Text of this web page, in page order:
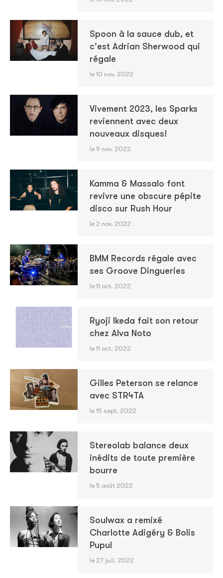
Spoon à la sauce dub, et
c'est Adrian Sherwood qui
régale
le 10 nov. 2022
Vivement 2023, les Sparks
reviennent avec deux
nouveaux disques!
le 9 nov. 2022
Kamma & Massalo font
revivre une obscure pépite
disco sur Rush Hour
le 2 nov. 2022
BMM Records régale avec
ses Groove Dingueries
le 11 oct. 2022
Ryoji Ikeda fait son retour
chez Alva Noto
le 11 oct. 2022
Gilles Peterson se relance
avec STR4TA
le 15 sept. 2022
Stereolab balance deux
inédits de toute première
bourre
le 5 août 2022
Soulwax a remixé
Charlotte Adigéry & Bolis
Pupul
le 27 juil. 2022